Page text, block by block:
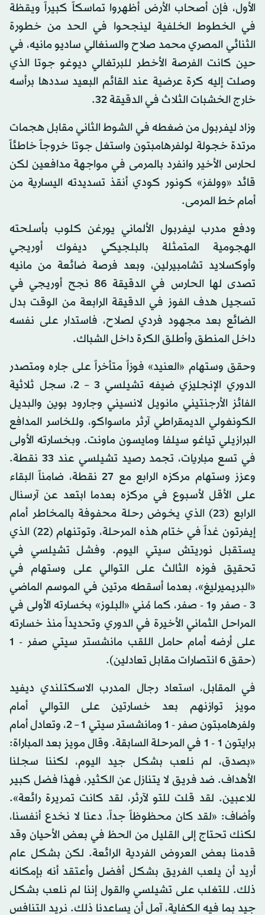
الأول، فإن أصحاب الأرض أظهروا تماسكاً كبيراً ويقظة
في الخطوط الخلفية لينجحوا في الحد من خطورة
الثنائي المصري محمد صلاح والسنغالي ساديو مانيه، في
حين كانت الفرصة الأخطر للبرتغالي ديوغو جوتا الذي
وصلت إليه كرة عرضية عند القائم البعيد سددها برأسه
خارج الخشبات الثلاث في الدقيقة 32.
وزاد ليفربول من ضغطه في الشوط الثاني مقابل هجمات
مرتدة خجولة لولفرهامبتون واستغل جوتا خروجاً خاطئاً
لحارس الأخير وانفرد بالمرمى في مواجهة مدافعين لكن
قائد «وولفز» كونور كودي أنقذ تسديدته اليسارية من
أمام خط المرمى.
ودفع مدرب ليفربول الألماني يورغن كلوب بأسلحته
الهجومية المتمثلة بالبلجيكي ديفوك أوريجي
وأوكسلايد تشامبيرلين، وبعد فرصة ضائعة من مانيه
تصدى لها الحارس في الدقيقة 86 نجح أوريجي في
تسجيل هدف الفوز في الدقيقة الرابعة من الوقت بدل
الضائع بعد مجهود فردي لصلاح، فاستدار على نفسه
داخل المنطق وأطلق الكرة داخل الشباك.
وحقق وستهام «العنيد» فوزاً متأخراً على جاره ومتصدر
الدوري الإنجليزي ضيفه تشيلسي 3 – 2، سجل ثلاثية
الفائز الأرجنتيني مانويل لانسيني وجارود بوين والبديل
الكونغولي الديمقراطي آرثر ماسواكو، وللخاسر المدافع
البرازيلي تياغو سيلفا ومايسون ماونت. وبخسارته الأولى
في تسع مباريات، تجمد رصيد تشيلسي عند 33 نقطة.
وعزز وستهام مركزه الرابع مع 27 نقطة، ضامناً البقاء
على الأقل لأسبوع في مركزه بعدما ابتعد عن آرسنال
الرابع (23) الذي يخوض رحلة محفوفة بالمخاطر أمام
إيفرتون غداً في ختام هذه المرحلة، وتوتنهام (22) الذي
يستقبل نوريتش سيتي اليوم. وفشل تشيلسي في
تحقيق فوزه الثالث على التوالي على وستهام في
«البريميرليغ»، بعدما أسقطه مرتين في الموسم الماضي
3 - صفر و1 - صفر، كما مُني «البلوز» بخسارته الأولى في
المراحل الثماني الأخيرة في الدوري وتحديداً منذ خسارته
على أرضه أمام حامل اللقب مانشستر سيتي صفر - 1
(حقق 6 انتصارات مقابل تعادلين).
في المقابل، استعاد رجال المدرب الاسكتلندي ديفيد
مويز توازنهم بعد خسارتين على التوالي أمام
ولفرهامبتون صفر - 1 ومانشستر سيتي 1 – 2، وتعادل أمام
برايتون 1 - 1 في المرحلة السابقة. وقال مويز بعد المباراة:
«بصدق، لم نلعب بشكل جيد اليوم، لكننا سجلنا
الأهداف. ضد فريق لا يتنازل عن الكثير، فهذا فضل كبير
للاعبين. لقد قلت للتو لآرثر، لقد كانت تمريرة رائعة».
وأضاف: «لقد كان محظوظاً جداً، دعنا لا نخدع أنفسنا،
لكنك تحتاج إلى القليل من الحظ في بعض الأحيان وقد
قدمنا بعض العروض الفردية الرائعة. لكن بشكل عام
أريد أن يلعب الفريق بشكل أفضل وأعتقد أنه بإمكانه
ذلك. للتغلب على تشيلسي والقول إننا لم نلعب بشكل
جيد بما فيه الكفاية، آمل أن يساعدنا ذلك. نريد التنافس